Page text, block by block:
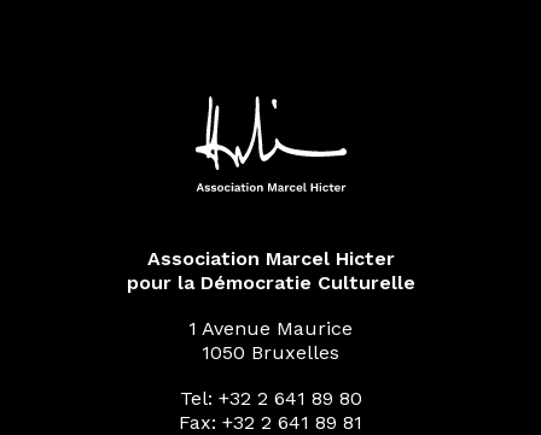
Association Marcel Hicter
pour la Démocratie Culturelle
1 Avenue Maurice
1050 Bruxelles
Tel: +32 2 641 89 80
Fax: +32 2 641 89 81